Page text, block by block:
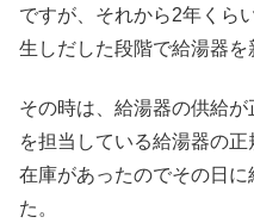
ですが、それから2年くら
生しだした段階で給湯器を
その時は、給湯器の供給
を担当している給湯器の
在庫があったのでその日
た。